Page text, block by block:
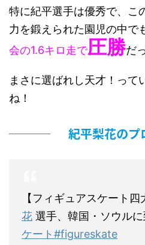
特に紀平選手は優秀で、こ
力を鍛えられた園児の中で
会の1.6キロ走で圧勝だ
まさに選ばれし天才！って
ね！
紀平梨花のプ
【フィギュアスケート四
花 選手、韓国・ソウルに
ケート#figureskate